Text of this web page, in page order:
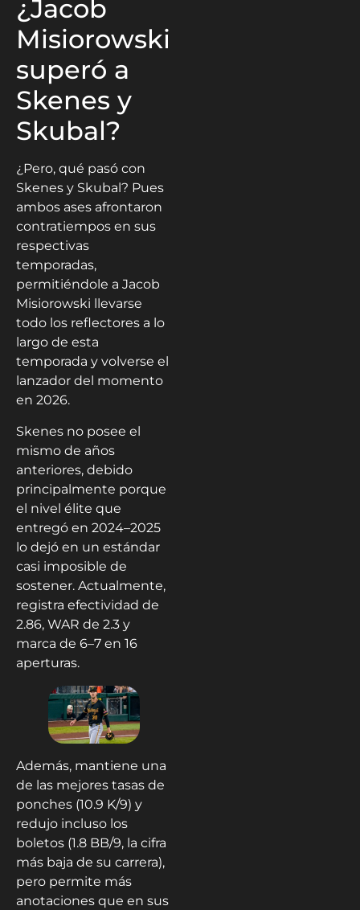
¿Jacob
Misiorowski
superó a
Skenes y
Skubal?
¿Pero, qué pasó con
Skenes y Skubal? Pues
ambos ases afrontaron
contratiempos en sus
respectivas
temporadas,
permitiéndole a Jacob
Misiorowski llevarse
todo los reflectores a lo
largo de esta
temporada y volverse el
lanzador del momento
en 2026.
Skenes no posee el
mismo de años
anteriores, debido
principalmente porque
el nivel élite que
entregó en 2024–2025
lo dejó en un estándar
casi imposible de
sostener. Actualmente,
registra efectividad de
2.86, WAR de 2.3 y
marca de 6–7 en 16
aperturas.
Además, mantiene una
de las mejores tasas de
ponches (10.9 K/9) y
redujo incluso los
boletos (1.8 BB/9, la cifra
más baja de su carrera),
pero permite más
anotaciones que en sus